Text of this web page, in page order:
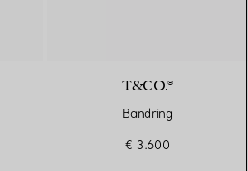
T&CO.®
Bandring
€ 3.600